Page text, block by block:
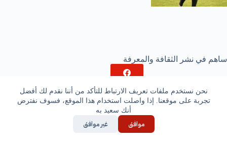
نحن نستخدم ملفات تعريف الارتباط للتأكد من أننا نقدم لك أفضل
تجربة على موقعنا. إذا واصلت استخدام هذا الموقع، فسوف نفترض
أنك سعيد به
موافق غير موافق
ساهم في نشر الثقافة والمعرفة